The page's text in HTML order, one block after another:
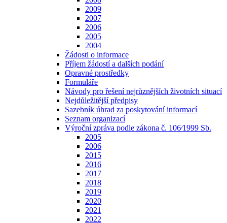
2009
2007
2006
2005
2004
Žádosti o informace
Příjem žádostí a dalších podání
Opravné prostředky
Formuláře
Návody pro řešení nejrůznějších životních situací
Nejdůležitější předpisy
Sazebník úhrad za poskytování informací
Seznam organizací
Výroční zpráva podle zákona č. 106⁄1999 Sb.
2005
2006
2015
2016
2017
2018
2019
2020
2021
2022